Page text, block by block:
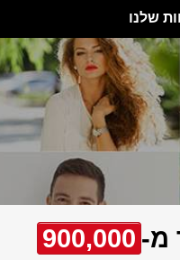
שלנו
מ- 900,000